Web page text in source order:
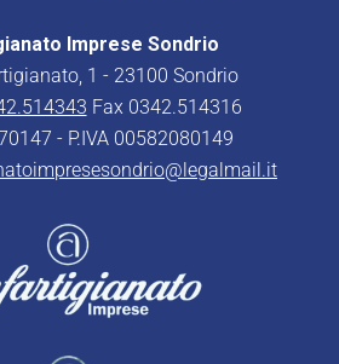
Imprese Sondrio
1 - 23100 Sondrio
Fax 0342.514316
- P.IVA 00582080149